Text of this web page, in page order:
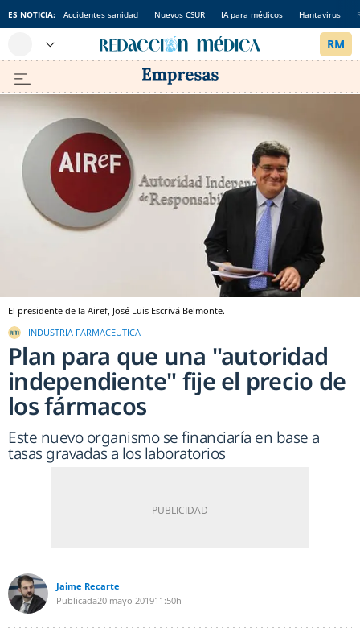
ES NOTICIA: Accidentes sanidad Nuevos CSUR IA para médicos Hantavirus
El presidente de la Airef, José Luis Escrivá Belmonte.
INDUSTRIA FARMACEUTICA
Plan para que una "autoridad
independiente" fije el precio de
los fármacos
Este nuevo organismo se financiaría en base a
tasas gravadas a los laboratorios
Jaime Recarte
Publicada20 mayo 201911:50h